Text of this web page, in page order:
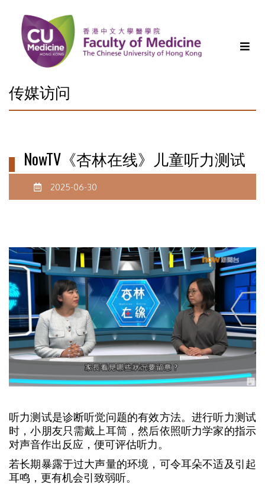
传媒访问
NowTV《杏林在线》儿童听力测试
2025-06-30
听力测试是诊断听觉问题的有效方法。进行听力测试
时，小朋友只需戴上耳筒，然后依照听力学家的指示
对声音作出反应，便可评估听力。
若长期暴露于过大声量的环境，可令耳朵不适及引起
耳鸣，更有机会引致弱听。